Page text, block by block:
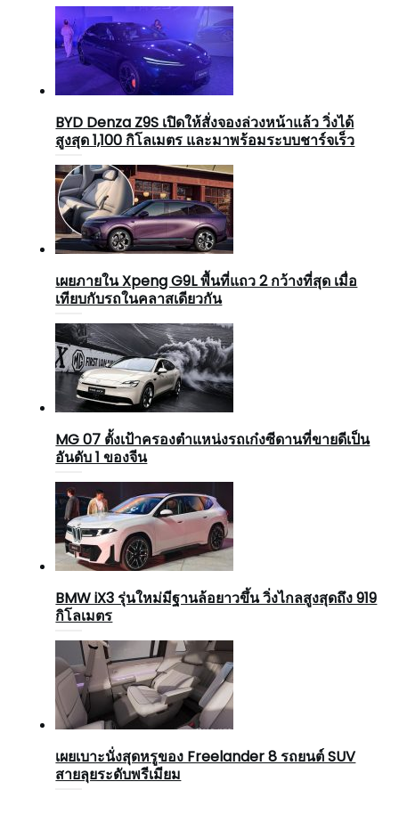
BYD Denza Z9S เปิดให้สั่งจองล่วงหน้าแล้ว วิ่งได้
สูงสุด 1,100 กิโลเมตร และมาพร้อมระบบชาร์จเร็ว
เผยภายใน Xpeng G9L พื้นที่แถว 2 กว้างที่สุด เมื่อ
เทียบกับรถในคลาสเดียวกัน
MG 07 ตั้งเป้าครองตำแหน่งรถเก๋งซีดานที่ขายดีเป็น
อันดับ 1 ของจีน
BMW iX3 รุ่นใหม่มีฐานล้อยาวขึ้น วิ่งไกลสูงสุดถึง 919
กิโลเมตร
เผยเบาะนั่งสุดหรูของ Freelander 8 รถยนต์ SUV
สายลุยระดับพรีเมียม